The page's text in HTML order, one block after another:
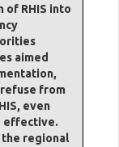
RHIS into
aimed
from
even
effective.
regional